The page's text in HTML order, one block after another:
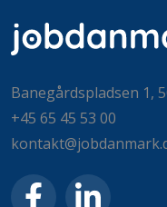
Banegårdspladsen 1,
+45 65 45 53 00